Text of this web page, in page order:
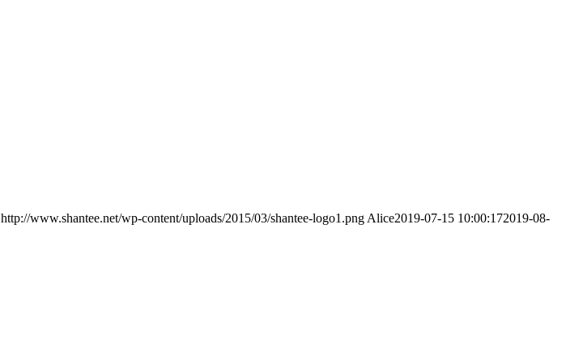
http://www.shantee.net/wp-content/uploads/2015/03/shantee-logo1.png Alice2019-07-15 10:00:172019-08-